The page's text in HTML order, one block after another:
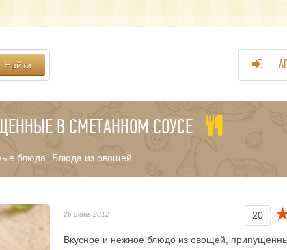
Найти
В СМЕТАННОМ СОУСЕ
блюда/ Блюда из овощей
26 июнь 2012 20
Вкусное и нежное блюдо из овощей,